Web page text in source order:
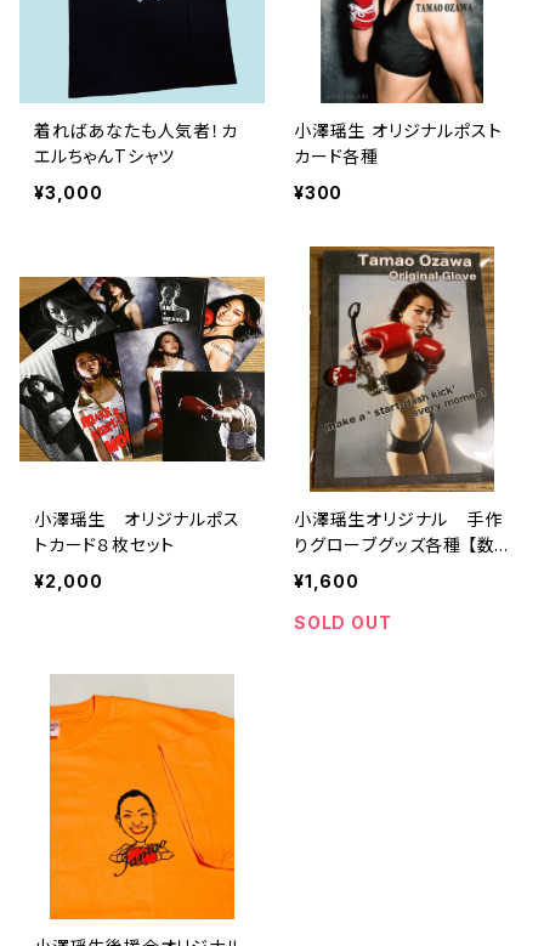
着ればあなたも人気者！カ
エルちゃんTシャツ
¥3,000
小澤瑶生 オリジナルポスト
カード各種
¥300
小澤瑶生 オリジナルポス
トカード８枚セット
¥2,000
小澤瑶生オリジナル 手作
りグローブグッズ各種 【数
個限定】
¥1,600
SOLD OUT